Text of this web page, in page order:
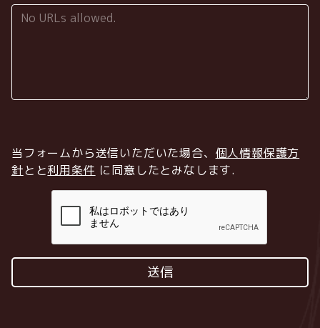
当フォームから送信いただいた場合、 個人情報保護方
針とと利用条件 に同意したとみなします.